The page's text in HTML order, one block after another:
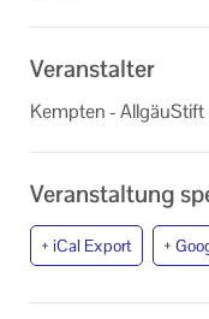
Veranstalter
Kempten - AllgäuStift
Veranstaltung
+ iCal Export +